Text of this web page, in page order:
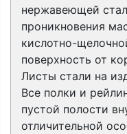
нержавеющей
проникновения
кислотно-
поверхность от
Листы стали на
Все полки и
пустой полости
отличительной